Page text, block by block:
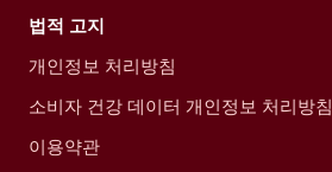
법적 고지
개인정보 처리방침
소비자 건강 데이터 개인정보 처리방침
이용약관